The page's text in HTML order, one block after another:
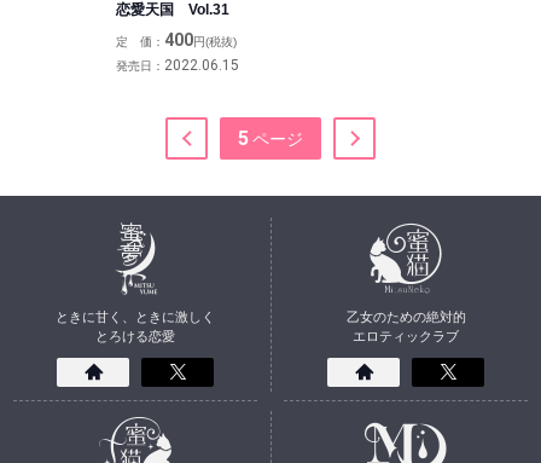
恋愛天国 Vol.31
定 価： 400円(税抜)
発売日： 2022.06.15
5
ときに甘く、ときに激しく
とろける恋愛
乙女のための絶対的
エロティックラブ